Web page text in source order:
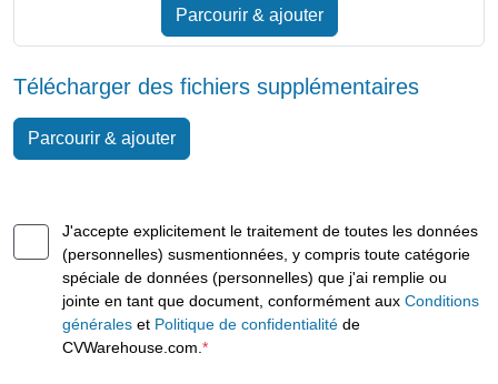
Parcourir & ajouter
Télécharger des fichiers supplémentaires
Parcourir & ajouter
J'accepte explicitement le traitement de toutes les données
(personnelles) susmentionnées, y compris toute catégorie
spéciale de données (personnelles) que j'ai remplie ou
jointe en tant que document, conformément aux Conditions
générales et Politique de confidentialité de
CVWarehouse.com. *